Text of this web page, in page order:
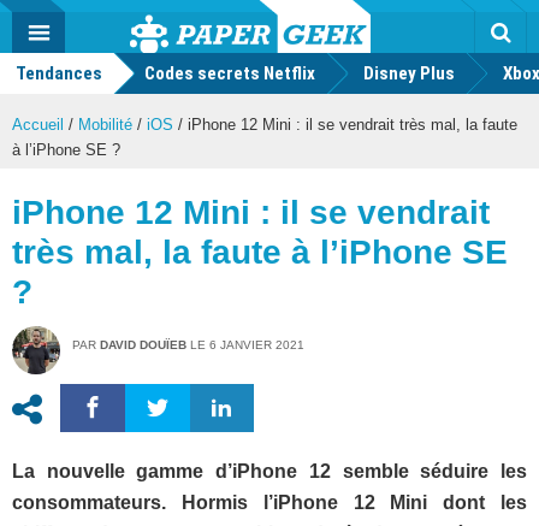
Actu
geek
MENU
Tendances Codes secrets Netflix Disney Plus
Accueil / Mobilité / iOS / iPhone 12 Mini : il se vendrait très mal, la faute
à l’iPhone SE ?
iPhone 12 Mini : il se vendrait
très mal, la faute à l’iPhone SE
?
PAR DAVID DOUÏEB LE 6 JANVIER 2021
La nouvelle gamme d’iPhone 12 semble séduire les
consommateurs. Hormis l’iPhone 12 Mini dont les
Mode
FacebookTwitter Youtube